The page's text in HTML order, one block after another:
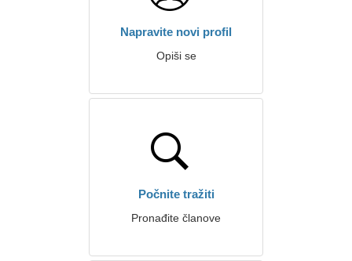
Napravite novi profil
Opiši se
Počnite tražiti
Pronađite članove